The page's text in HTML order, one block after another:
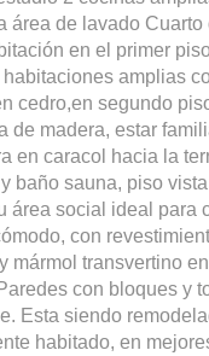
área de lavado
en el primer
amplias
cedro,en segundo
de madera, estar
en caracol hacia la
baño sauna, piso
área social ideal para
con
mármol transvertino
con bloques y
Esta siendo
habitado, en